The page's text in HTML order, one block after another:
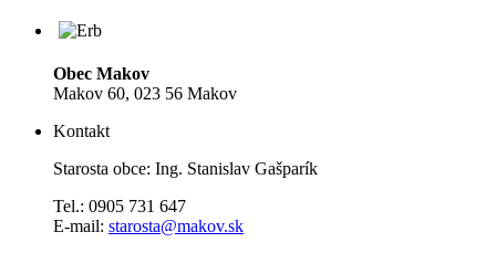
Obec Makov
Makov 60, 023 56 Makov
Kontakt
Starosta obce: Ing. Stanislav Gašparík
Tel.: 0905 731 647
E-mail: starosta@makov.sk